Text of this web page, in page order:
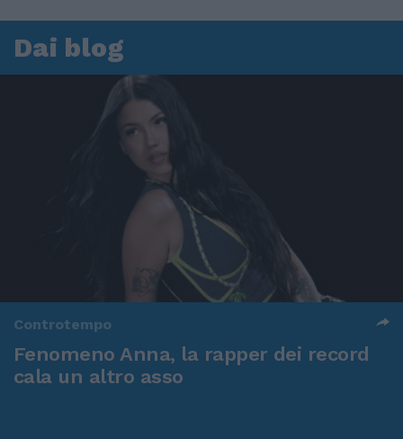
Dai blog
Controtempo
Fenomeno Anna, la rapper dei record
cala un altro asso